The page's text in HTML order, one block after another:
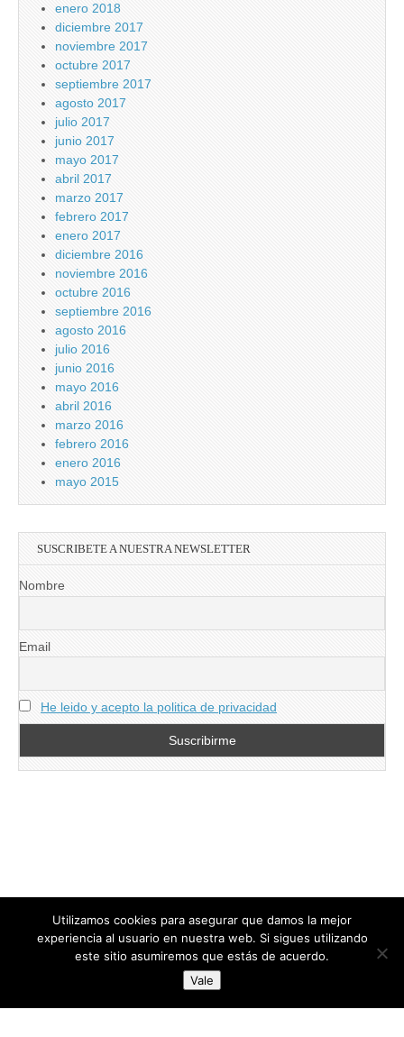
enero 2018
diciembre 2017
noviembre 2017
octubre 2017
septiembre 2017
agosto 2017
julio 2017
junio 2017
mayo 2017
abril 2017
marzo 2017
febrero 2017
enero 2017
diciembre 2016
noviembre 2016
octubre 2016
septiembre 2016
agosto 2016
julio 2016
junio 2016
mayo 2016
abril 2016
marzo 2016
febrero 2016
enero 2016
mayo 2015
SUSCRIBETE A NUESTRA NEWSLETTER
Nombre
Email
He leido y acepto la politica de privacidad
directoresdeseguridad.es
Diseñado por Centro Andaluz de Estudios y Entrenamiento
Utilizamos cookies para asegurar que damos la mejor
experiencia al usuario en nuestra web. Si sigues utilizando
este sitio asumiremos que estás de acuerdo.
Vale